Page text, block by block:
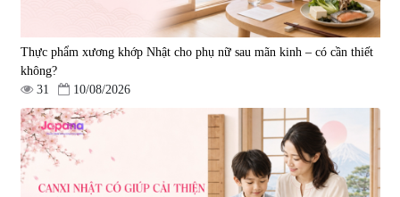
Thực phẩm xương khớp Nhật cho phụ nữ sau mãn kinh – có cần thiết
không?
31
10/08/2026